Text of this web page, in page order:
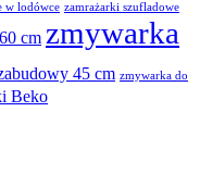
w lodówce zamrażarki szufladowe
cm zmywarka
45 cm zmywarka do
Beko